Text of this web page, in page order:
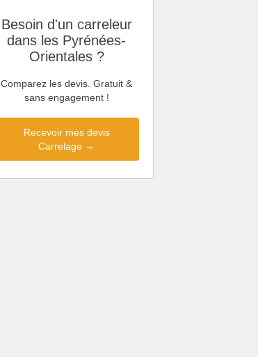
Besoin d'un carreleur
dans les Pyrénées-
Orientales ?
Comparez les devis. Gratuit &
sans engagement !
Recevoir mes devis
Carrelage →